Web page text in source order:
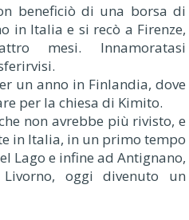
beneficiò di una borsa di
in Italia e si recò a Firenze,
mesi. Innamoratasi
un anno in Finlandia, dove
per la chiesa di Kimito.
non avrebbe più rivisto, e
in Italia, in un primo tempo
Lago e infine ad Antignano,
oggi divenuto un